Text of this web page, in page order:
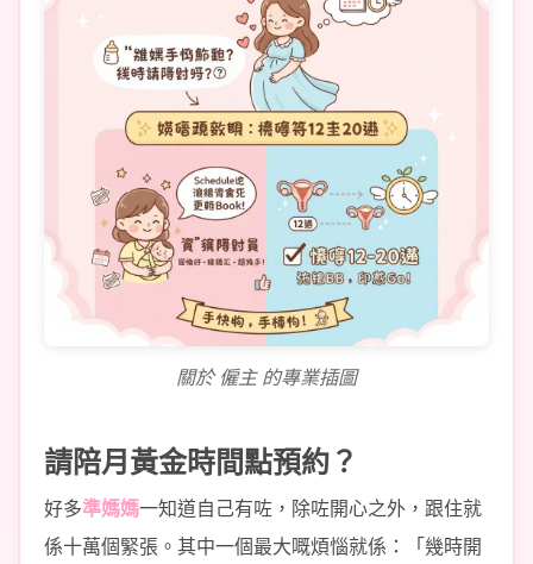
關於 僱主 的專業插圖
請陪月黃金時間點預約？
好多準媽媽一知道自己有咗，除咗開心之外，跟住就
係十萬個緊張。其中一個最大嘅煩惱就係：「幾時開